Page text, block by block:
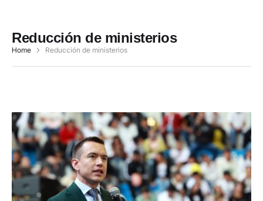
Reducción de ministerios
Home Reducción de ministerios